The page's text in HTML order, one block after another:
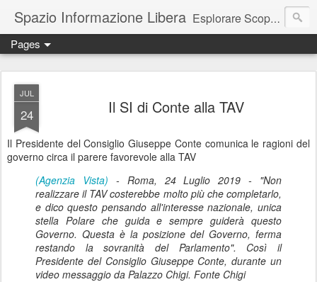
Spazio Informazione Libera Esplorare Scoprire Creare
Escursioni, viaggi, arte, tecnologia, attualità
Pages
JUL
24 Il SI di Conte alla TAV
Il Presidente del Consiglio Giuseppe Conte comunica le ragioni del
governo circa il parere favorevole alla TAV
(Agenzia Vista) - Roma, 24 Luglio 2019 - "Non
realizzare il TAV costerebbe molto più che completarlo,
e dico questo pensando all'interesse nazionale, unica
stella Polare che guida e sempre guiderà questo
Governo. Questa è la posizione del Governo, ferma
restando la sovranità del Parlamento". Così il
Presidente del Consiglio Giuseppe Conte, durante un
video messaggio da Palazzo Chigi. Fonte Chigi